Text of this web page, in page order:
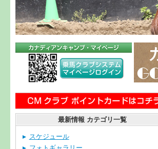
最新情報 カテゴリ一覧
スケジュール